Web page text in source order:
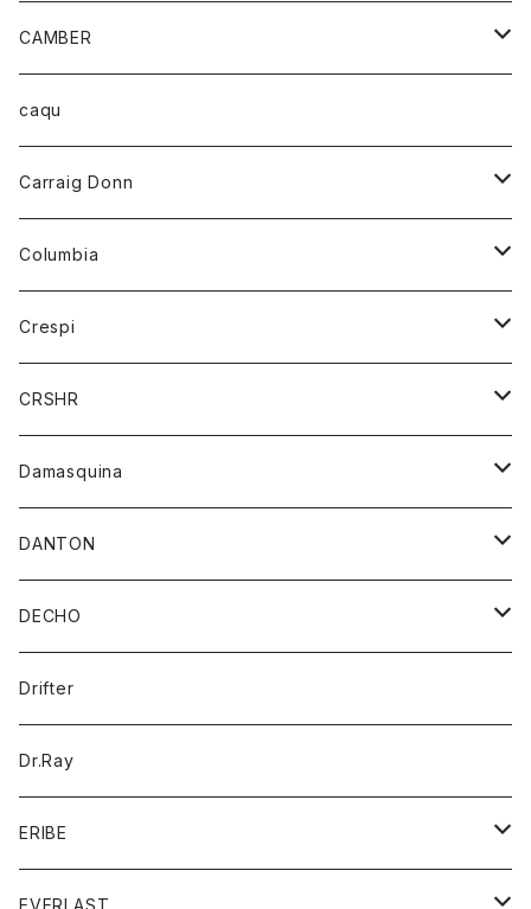
カードホルダー
チーフ
バンダナ
カーディガン
トレーナー
パーカー
ボトム
オーバーオール
ショートパンツ
レディース
オーバーオール
カーディガン
Tシャツ
パーカー
グッズ
靴
CAMBER
トップス
ハーフスリーブTシャツ
caqu
Carraig Donn
ニット
Columbia
アウター
ジャケット
Crespi
ジャケット
ワンピース
ブラウス
CRSHR
キャップ
Damasquina
ウォレット
カードケース
バッグ
DANTON
アウター
コート
ジャケット
アクセサリー
バッグ
キッズ
シャツ
Tシャツ
グッズ
帽子
トップス
DECHO
帽子
Drifter
Dr.Ray
ERIBE
ニット
EVERLAST